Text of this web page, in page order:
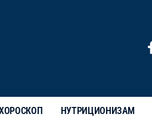
НУТРИЦИОНИЗАМ